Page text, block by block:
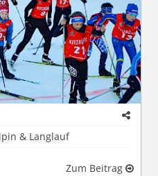
& Langlauf
Zum Beitrag